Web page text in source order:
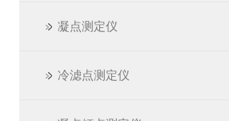
凝点测定仪
冷滤点测定仪